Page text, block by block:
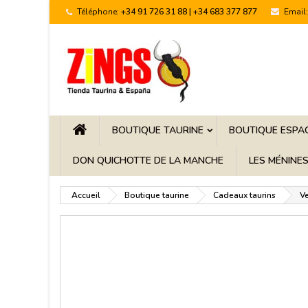
Téléphone: +34 91 726 31 88 | +34 683 377 877 Email:
BOUTIQUE TAURINE BOUTIQUE
DON QUICHOTTE DE LA MANCHE LES
Accueil Boutique taurine Cadeaux taurins